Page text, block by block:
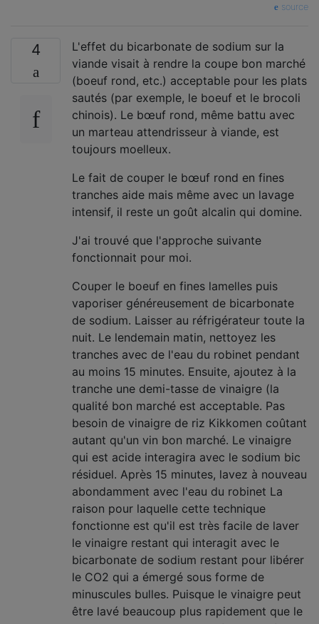
source
4
L'effet du bicarbonate de sodium sur la
viande visait à rendre la coupe bon marché
(boeuf rond, etc.) acceptable pour les plats
sautés (par exemple, le boeuf et le brocoli
chinois). Le bœuf rond, même battu avec
un marteau attendrisseur à viande, est
toujours moelleux.
Le fait de couper le bœuf rond en fines
tranches aide mais même avec un lavage
intensif, il reste un goût alcalin qui domine.
J'ai trouvé que l'approche suivante
fonctionnait pour moi.
Couper le boeuf en fines lamelles puis
vaporiser généreusement de bicarbonate
de sodium. Laisser au réfrigérateur toute la
nuit. Le lendemain matin, nettoyez les
tranches avec de l'eau du robinet pendant
au moins 15 minutes. Ensuite, ajoutez à la
tranche une demi-tasse de vinaigre (la
qualité bon marché est acceptable. Pas
besoin de vinaigre de riz Kikkomen coûtant
autant qu'un vin bon marché. Le vinaigre
qui est acide interagira avec le sodium bic
résiduel. Après 15 minutes, lavez à nouveau
abondamment avec l'eau du robinet La
raison pour laquelle cette technique
fonctionne est qu'il est très facile de laver
le vinaigre restant qui interagit avec le
bicarbonate de sodium restant pour libérer
le CO2 qui a émergé sous forme de
minuscules bulles. Puisque le vinaigre peut
être lavé beaucoup plus rapidement que le